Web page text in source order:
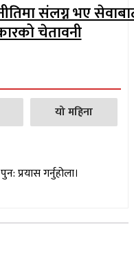
संलग्न भए
चेतावनी
यो महिना
प्रयास गर्नुहोला।